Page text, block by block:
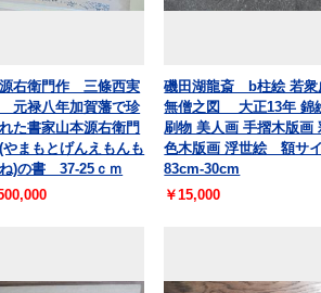
右衛門作 三條西実
元禄八年加賀藩で珍
た書家山本源右衛門
やまもとげんえもんも
)の書 37-25ｃｍ
磯田湖龍斎 b柱絵 若衆
無僧之図 大正13年 錦
刷物 美人画 手摺木版画
色木版画 浮世絵 額サ
83cm-30cm
￥15,000